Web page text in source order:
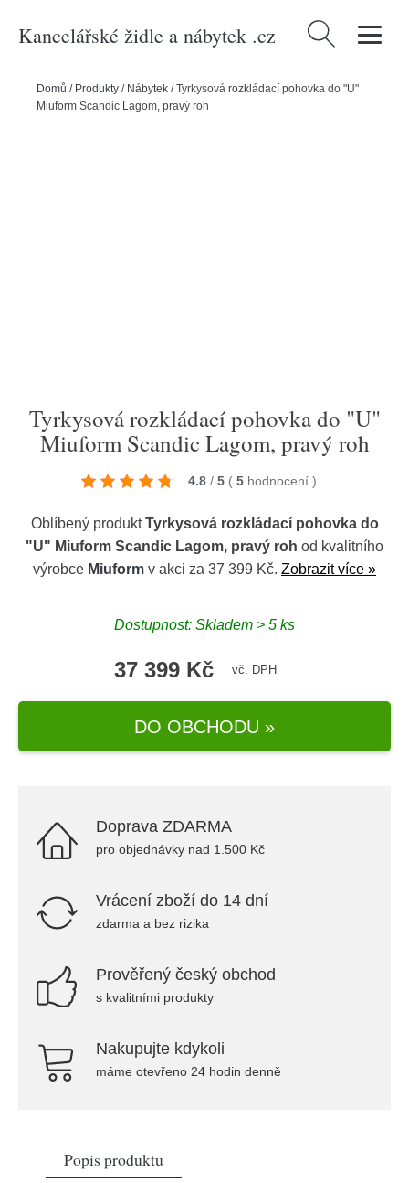
Kancelářské židle a nábytek .cz Vyhledávání
Domů / Produkty / Nábytek /Tyrkysová rozkládací pohovka do "U"
Miuform Scandic Lagom, pravý roh
Tyrkysová rozkládací pohovka do "U"
Miuform Scandic Lagom, pravý roh
4.8 / 5 ( 5 hodnocení )
Oblíbený produktTyrkysová rozkládací pohovka do
"U" Miuform Scandic Lagom, pravý roh od kvalitního
výrobce Miuform v akci za 37 399 Kč. Zobrazit více »
Dostupnost: Skladem > 5 ks
37 399 Kč vč. DPH
DO OBCHODU »
Doprava ZDARMA
pro objednávky nad 1.500 Kč
Vrácení zboží do 14 dní
zdarma a bez rizika
Prověřený český obchod
s kvalitními produkty
Nakupujte kdykoli
máme otevřeno 24 hodin denně
Popis produktu